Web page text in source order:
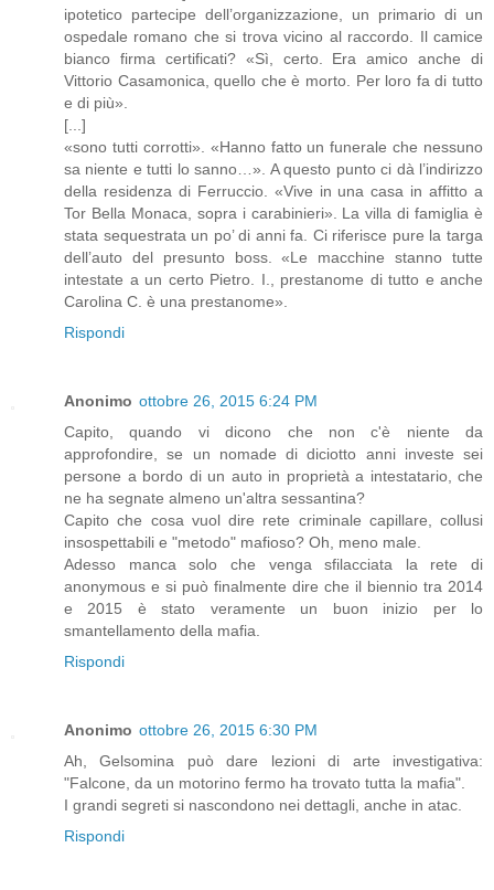
ipotetico partecipe dell’organizzazione, un primario di un
ospedale romano che si trova vicino al raccordo. Il camice
bianco firma certificati? «Sì, certo. Era amico anche di
Vittorio Casamonica, quello che è morto. Per loro fa di tutto
e di più».
[...]
«sono tutti corrotti». «Hanno fatto un funerale che nessuno
sa niente e tutti lo sanno…». A questo punto ci dà l’indirizzo
della residenza di Ferruccio. «Vive in una casa in affitto a
Tor Bella Monaca, sopra i carabinieri». La villa di famiglia è
stata sequestrata un po’ di anni fa. Ci riferisce pure la targa
dell’auto del presunto boss. «Le macchine stanno tutte
intestate a un certo Pietro. I., prestanome di tutto e anche
Carolina C. è una prestanome».
Rispondi
Anonimo ottobre 26, 2015 6:24 PM
Capito, quando vi dicono che non c'è niente da
approfondire, se un nomade di diciotto anni investe sei
persone a bordo di un auto in proprietà a intestatario, che
ne ha segnate almeno un'altra sessantina?
Capito che cosa vuol dire rete criminale capillare, collusi
insospettabili e "metodo" mafioso? Oh, meno male.
Adesso manca solo che venga sfilacciata la rete di
anonymous e si può finalmente dire che il biennio tra 2014
e 2015 è stato veramente un buon inizio per lo
smantellamento della mafia.
Rispondi
Anonimo ottobre 26, 2015 6:30 PM
Ah, Gelsomina può dare lezioni di arte investigativa:
"Falcone, da un motorino fermo ha trovato tutta la mafia".
I grandi segreti si nascondono nei dettagli, anche in atac.
Rispondi